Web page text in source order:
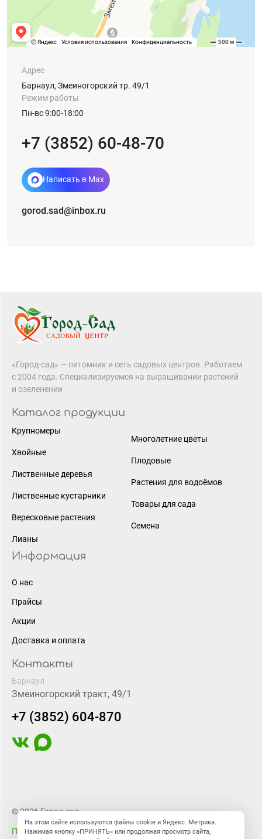
Адрес
Барнаул, Змеиногорский тр. 49/1
Режим работы
Пн-вс 9:00-18:00
+7 (3852) 60-48-70
Написать в Max
gorod.sad@inbox.ru
«Город-сад» — питомник и сеть садовых центров. Работаем
с 2004 года. Специализируемся на выращивании растений
и озеленении
Каталог продукции
Крупномеры
Хвойные
Лиственные деревья
Лиственные кустарники
Вересковые растения
Лианы
Многолетние цветы
Плодовые
Растения для водоёмов
Товары для сада
Семена
Информация
О нас
Прайсы
Акции
Доставка и оплата
Контакты
Барнаул
Змеиногорский тракт, 49/1
+7 (3852) 604-870
© 2026 Город-сад
Правовая информация
На этом сайте используются файлы cookie и Яндекс. Метрика.
Нажимая кнопку «ПРИНЯТЬ» или продолжая просмотр сайта,